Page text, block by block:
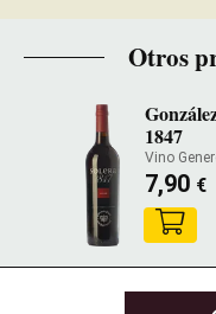
Otros
1847
Vino
7,90 €